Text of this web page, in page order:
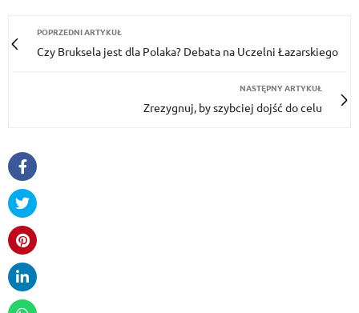
POPRZEDNI ARTYKUŁ
Czy Bruksela jest dla Polaka? Debata na Uczelni Łazarskiego
NASTĘPNY ARTYKUŁ
Zrezygnuj, by szybciej dojść do celu